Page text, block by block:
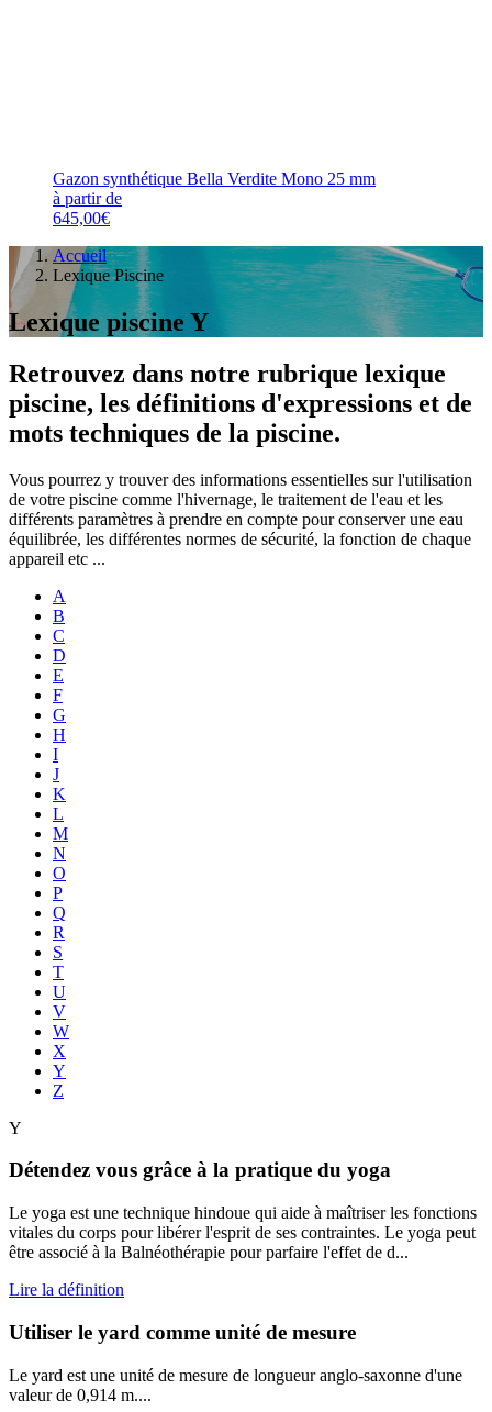
Gazon synthétique Bella Verdite Mono 25 mm
à partir de
645,00€
Accueil
Lexique Piscine
Lexique piscine Y
Retrouvez dans notre rubrique lexique
piscine, les définitions d'expressions et de
mots techniques de la piscine.
Vous pourrez y trouver des informations essentielles sur l'utilisation
de votre piscine comme l'hivernage, le traitement de l'eau et les
différents paramètres à prendre en compte pour conserver une eau
équilibrée, les différentes normes de sécurité, la fonction de chaque
appareil etc ...
A
B
C
D
E
F
G
H
I
J
K
L
M
N
O
P
Q
R
S
T
U
V
W
X
Y
Z
Y
Détendez vous grâce à la pratique du yoga
Le yoga est une technique hindoue qui aide à maîtriser les fonctions
vitales du corps pour libérer l'esprit de ses contraintes. Le yoga peut
être associé à la Balnéothérapie pour parfaire l'effet de d...
Lire la définition
Utiliser le yard comme unité de mesure
Le yard est une unité de mesure de longueur anglo-saxonne d'une
valeur de 0,914 m....